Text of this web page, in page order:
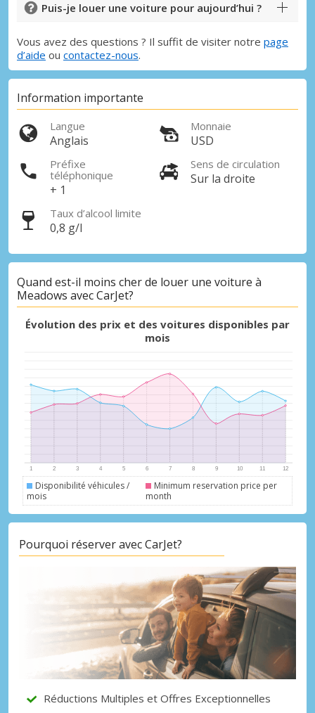
Se connecter avec eLink
Puis-je louer une voiture pour aujourd’hui ?
Vous avez des questions ? Il suffit de visiter notre page
d’aide ou contactez-nous.
Information importante
Langue
Anglais
Monnaie
USD
Préfixe
téléphonique
+ 1
Sens de circulation
Sur la droite
Taux d’alcool limite
0,8 g/l
Quand est-il moins cher de louer une voiture à
Meadows avec CarJet?
Évolution des prix et des voitures disponibles par
mois
Disponibilité véhicules /
mois
Minimum reservation price per
month
Pourquoi réserver avec CarJet?
Réductions Multiples et Offres Exceptionnelles